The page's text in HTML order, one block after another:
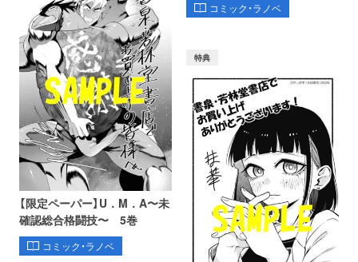
コミック・ラノベ
【限定ペーパー】U．M．A〜未
確認総合格闘技〜 5巻
コミック・ラノベ
特典